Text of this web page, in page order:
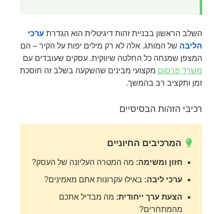
השלב הראשון בבניית זהות דיגיטלית הוא הגדרת ערכי
הליבה של המותג. אלה לא רק מילים יפות על הקיר – הם
המצפן שמנחה כל החלטה שיווקית. עסקים שעובדים עם
משרד פרסום מקצועי מבינים שהשקעה בשלב זה חוסכת
זמן ותקציב רב בהמשך.
רכיבי הזהות הבסיסיים
המרכיבים החיוניים
חזון ומשימה: מה המטרה העליונה של העסק?
ערכי ליבה: באילו עקרונות אתם מאמינים?
הצעת ערך ייחודית: מה מבדיל אתכם
מהמתחרים?